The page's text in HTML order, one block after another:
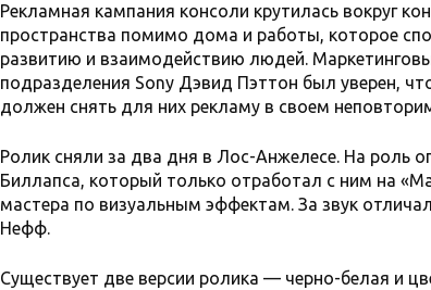
Рекламная кампания консоли крутилась вокруг
пространства помимо дома и работы, которое
развитию и взаимодействию людей.
подразделения Sony Дэвид Пэттон был уверен,
должен снять для них рекламу в своем
Ролик сняли за два дня в Лос-Анжелесе. На роль
Биллапса, который только отработал с ним на
мастера по визуальным эффектам. За звук
Нефф.
Существует две версии ролика — черно-белая и